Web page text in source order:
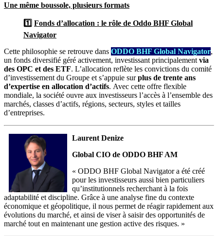
Une même boussole, plusieurs formats
1️⃣ Fonds d’allocation : le rôle de Oddo BHF Global
Navigator
Cette philosophie se retrouve dans ODDO BHF Global Navigator,
un fonds diversifié géré activement, investissant principalement via
des OPC et des ETF. L’allocation reflète les convictions du comité
d’investissement du Groupe et s’appuie surplus de trente ans
d’expertise en allocation d’actifs. Avec cette offre flexible
mondiale, la société ouvre aux investisseurs l’accès à l’ensemble des
marchés, classes d’actifs, régions, secteurs, styles et tailles
d’entreprises.
Laurent Denize
Global CIO de ODDO BHF AM
« ODDO BHF Global Navigator a été créé
pour les investisseurs aussi bien particuliers
qu’institutionnels recherchant à la fois
adaptabilité et discipline. Grâce à une analyse fine du contexte
économique et géopolitique, il nous permet de réagir rapidement aux
évolutions du marché, et ainsi de viser à saisir des opportunités de
marché tout en maintenant une gestion active des risques. »